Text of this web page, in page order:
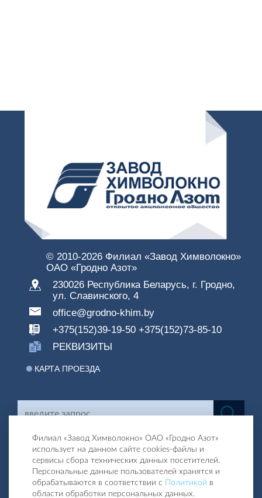
© 2010-2026 Филиал «Завод Химволокно»
ОАО «Гродно Азот»
230026 Республика Беларусь, г. Гродно,
ул. Славинского, 4
office@grodno-khim.by
+375(152)39-19-50 +375(152)73-85-10
РЕКВИЗИТЫ
КАРТА ПРОЕЗДА
Филиал «Завод Химволокно» ОАО «Гродно Азот»
использует на данном сайте cookies-файлы и
сервисы сбора технических данных посетителей.
Персональные данные пользователей хранятся и
обрабатываются в соответствии с
Политикой в
области обработки персональных данных.